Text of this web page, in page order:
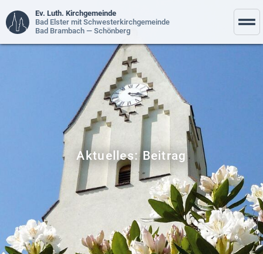
Ev. Luth. Kirchgemeinde
Bad Elster mit Schwesterkirchgemeinde
Bad Brambach — Schönberg
Aktuelles: Beitrag